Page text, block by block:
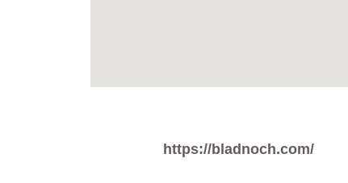
https://bladnoch.com/